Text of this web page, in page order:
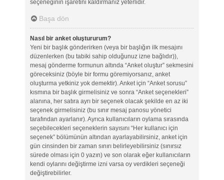
seçeneğinin işaretini kaldırmanız yeterlidir.
Başa dön
Nasıl bir anket oluştururum?
Yeni bir başlık gönderirken (veya bir başlığın ilk mesajını
düzenlerken (bu tabiki sahip olduğunuz izne bağlıdır)),
mesaj gönderme formunun altında “Anket oluştur” sekmesini
göreceksiniz (böyle bir formu göremiyorsanız, anket
oluşturma yetkiniz yok demektir). Anket için “Anket sorusu”
kısmına bir başlık girmelisiniz ve sonra “Anket seçenekleri”
alanına, her satıra ayrı bir seçenek olacak şekilde en az iki
seçenek girmelisiniz (bu sınır mesaj panosu yönetici
tarafından ayarlanır). Ayrıca kullanıcıların oylama sırasında
seçebilecekleri seçeneklerin sayısını “Her kullanıcı için
seçenek” bölümünün altından ayarlayabilirsiniz, anket için
gün cinsinden bir zaman sınırı belirleyebilirsiniz (sınırsız
sürede olması için 0 yazın) ve son olarak eğer kullanıcıların
kendi oylarını değiştirme izni varsa oy verdikleri seçeneği
değiştirebilirler.